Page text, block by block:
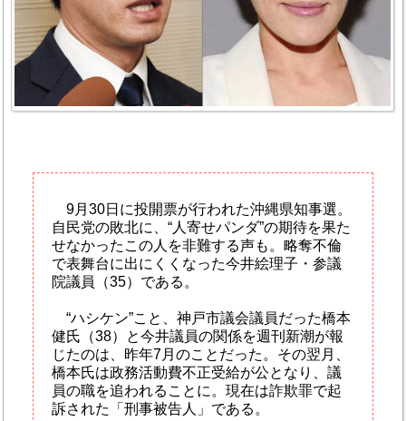
9月30日に投開票が行われた沖縄県知事選。
自民党の敗北に、“人寄せパンダ”の期待を果た
せなかったこの人を非難する声も。略奪不倫
で表舞台に出にくくなった今井絵理子・参議
院議員（35）である。
“ハシケン”こと、神戸市議会議員だった橋本
健氏（38）と今井議員の関係を週刊新潮が報
じたのは、昨年7月のことだった。その翌月、
橋本氏は政務活動費不正受給が公となり、議
員の職を追われることに。現在は詐欺罪で起
訴された「刑事被告人」である。